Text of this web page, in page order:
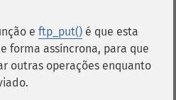
e ftp_put() é que esta
forma assíncrona, para que
outras operações enquanto